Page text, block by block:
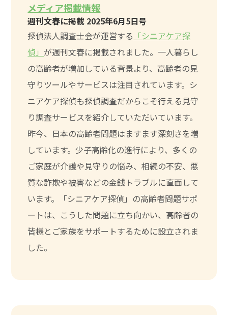
メディア掲載情報
週刊文春に掲載 2025年6月5日号
探偵法人調査士会が運営する 「シニアケア探
偵」が週刊文春に掲載されました。一人暮らし
の高齢者が増加している背景より、高齢者の見
守りツールやサービスは注目されています。シ
ニアケア探偵も探偵調査だからこそ行える見守
り調査サービスを紹介していただいています。
昨今、日本の高齢者問題はますます深刻さを増
しています。少子高齢化の進行により、多くの
ご家庭が介護や見守りの悩み、相続の不安、悪
質な詐欺や被害などの金銭トラブルに直面して
います。「シニアケア探偵」の高齢者問題サポ
ートは、こうした問題に立ち向かい、高齢者の
皆様とご家族をサポートするために設立されま
した。